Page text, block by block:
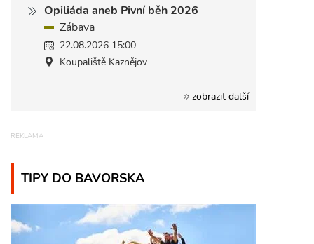
Opiliáda aneb Pivní běh 2026
Zábava
22.08.2026 15:00
Koupaliště Kaznějov
zobrazit další
TIPY DO BAVORSKA